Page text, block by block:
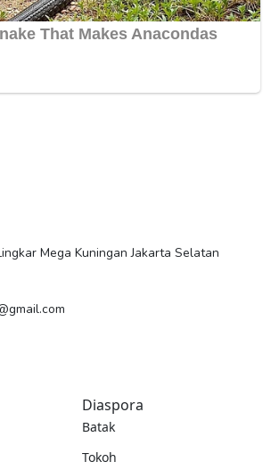
Mega Kuningan Jakarta Selatan
Diaspora
Batak
Tokoh